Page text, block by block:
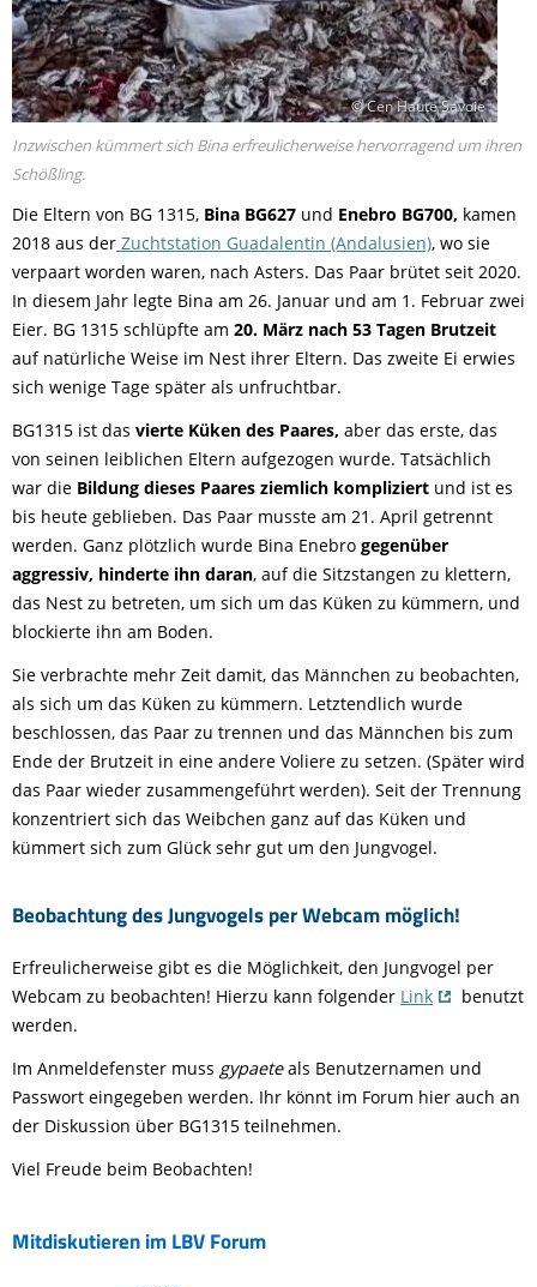
© Cen Haute Savoie
Inzwischen kümmert sich Bina erfreulicherweise hervorragend um ihren
Schößling.
Die Eltern von BG 1315, Bina BG627 und Enebro BG700, kamen
2018 aus der Zuchtstation Guadalentin (Andalusien), wo sie
verpaart worden waren, nach Asters. Das Paar brütet seit 2020.
In diesem Jahr legte Bina am 26. Januar und am 1. Februar zwei
Eier. BG 1315 schlüpfte am 20. März nach 53 Tagen Brutzeit
auf natürliche Weise im Nest ihrer Eltern. Das zweite Ei erwies
sich wenige Tage später als unfruchtbar.
BG1315 ist das vierte Küken des Paares, aber das erste, das
von seinen leiblichen Eltern aufgezogen wurde. Tatsächlich
war die Bildung dieses Paares ziemlich kompliziert und ist es
bis heute geblieben. Das Paar musste am 21. April getrennt
werden. Ganz plötzlich wurde Bina Enebro gegenüber
aggressiv, hinderte ihn daran, auf die Sitzstangen zu klettern,
das Nest zu betreten, um sich um das Küken zu kümmern, und
blockierte ihn am Boden.
Sie verbrachte mehr Zeit damit, das Männchen zu beobachten,
als sich um das Küken zu kümmern. Letztendlich wurde
beschlossen, das Paar zu trennen und das Männchen bis zum
Ende der Brutzeit in eine andere Voliere zu setzen. (Später wird
das Paar wieder zusammengeführt werden). Seit der Trennung
konzentriert sich das Weibchen ganz auf das Küken und
kümmert sich zum Glück sehr gut um den Jungvogel.
Beobachtung des Jungvogels per Webcam möglich!
Erfreulicherweise gibt es die Möglichkeit, den Jungvogel per
Webcam zu beobachten! Hierzu kann folgender Link
benutzt
werden.
Im Anmeldefenster muss gypaeteals Benutzernamen und
Passwort eingegeben werden. Ihr könnt im Forum hier auch an
der Diskussion über BG1315 teilnehmen.
Viel Freude beim Beobachten!
Mitdiskutieren im LBV Forum